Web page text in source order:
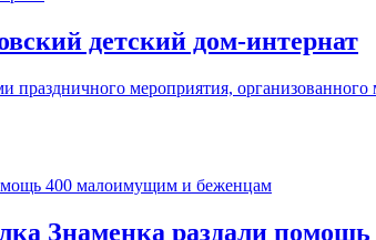
детский дом-интернат
праздничного мероприятия,
Знаменка раздали